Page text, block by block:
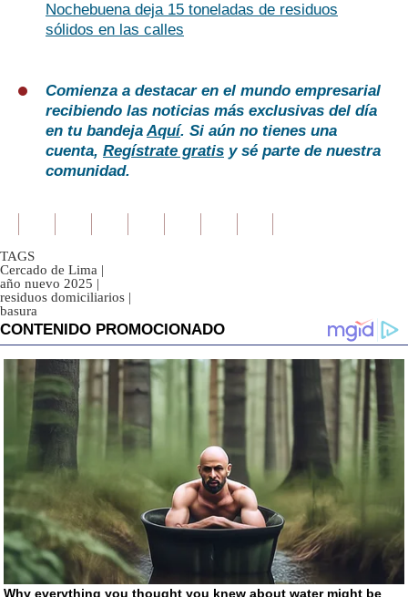
Nochebuena deja 15 toneladas de residuos
sólidos en las calles
Comienza a destacar en el mundo empresarial
recibiendo las noticias más exclusivas del día
en tu bandejaAquí. Si aún no tienes una
cuenta, Regístrate gratis y sé parte de nuestra
comunidad.
TAGS
Cercado de Lima |
año nuevo 2025 |
residuos domiciliarios |
basura